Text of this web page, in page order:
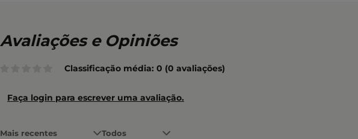
Classificação média: 0 (0 avaliações)
Faça login para escrever uma avaliação.
Mais recentes Todos